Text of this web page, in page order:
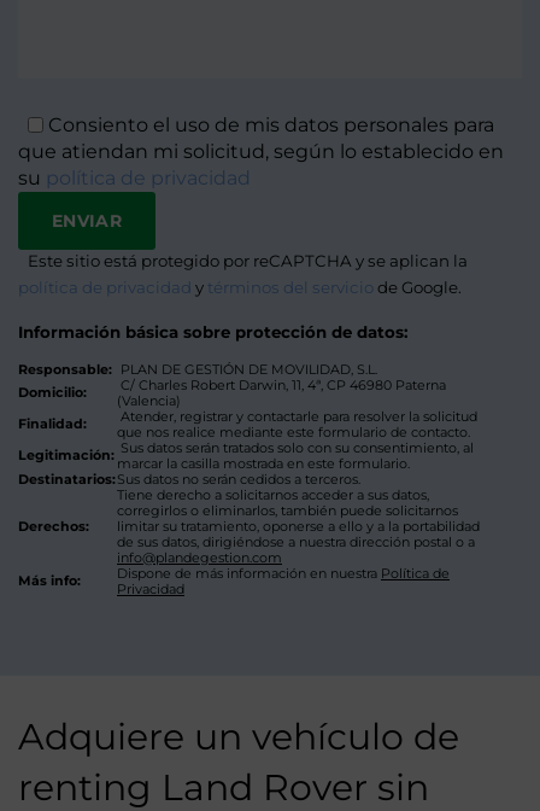
Consiento el uso de mis datos personales para
que atiendan mi solicitud, según lo establecido en
su política de privacidad
Este sitio está protegido por reCAPTCHA y se aplican la
política de privacidad y términos del serviciode Google.
Información básica sobre protección de datos:
Responsable: PLAN DE GESTIÓN DE MOVILIDAD, S.L.
Domicilio:
C/ Charles Robert Darwin, 11, 4ª, CP 46980 Paterna
(Valencia)
Finalidad:
Atender, registrar y contactarle para resolver la solicitud
que nos realice mediante este formulario de contacto.
Legitimación: Sus datos serán tratados solo con su consentimiento, al
marcar la casilla mostrada en este formulario.
Destinatarios:Sus datos no serán cedidos a terceros.
Derechos:
Tiene derecho a solicitarnos acceder a sus datos,
corregirlos o eliminarlos, también puede solicitarnos
limitar su tratamiento, oponerse a ello y a la portabilidad
de sus datos, dirigiéndose a nuestra dirección postal o a
info@plandegestion.com
Más info:
Dispone de más información en nuestra Política de
Privacidad
Adquiere un vehículo de
renting Land Rover sin